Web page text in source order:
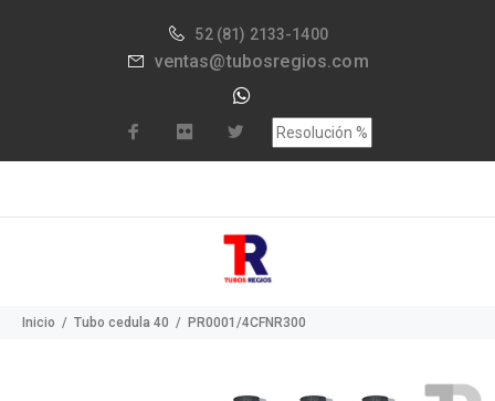
52 (81) 2133-1400
ventas@tubosregios.com
Inicio Tubo cedula 40 PR0001/4CFNR300